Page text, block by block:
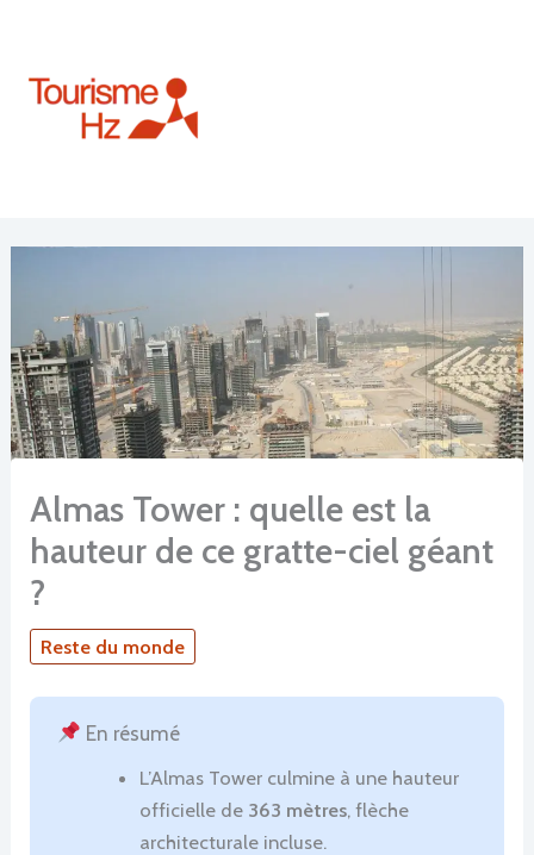
contenu
Almas Tower : quelle est la
hauteur de ce gratte-ciel géant
?
Reste du monde
En résumé
L’Almas Tower culmine à une hauteur
officielle de 363 mètres, flèche
architecturale incluse.